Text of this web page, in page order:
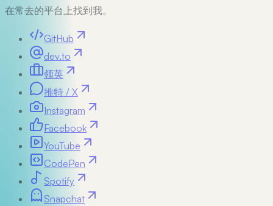
在常去的平台上找到我。
GitHub
dev.to
领英
推特 / X
Instagram
Facebook
YouTube
CodePen
Spotify
Snapchat